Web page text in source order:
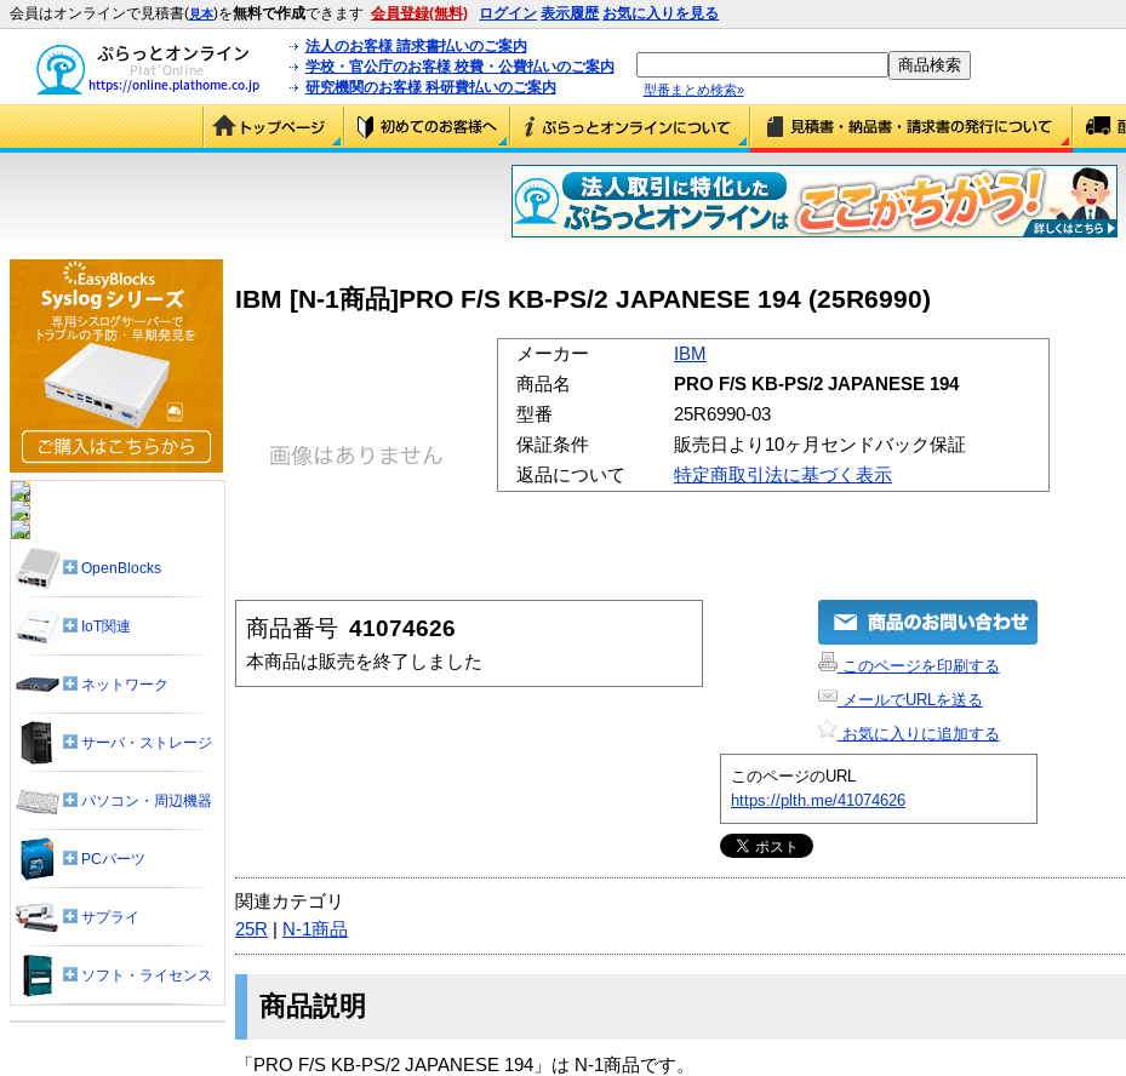
会員はオンラインで見積書(見本)を無料で作成できます 会員登録(無料) ログイン 表示履歴 お気に入りを見る
法人のお客様 請求書払いのご案内
学校・官公庁のお客様 校費・公費払いのご案内
研究機関のお客様 科研費払いのご案内
型番まとめ検索»
IBM [N-1商品]PRO F/S KB-PS/2 JAPANESE 194 (25R6990)
メーカー
IBM
商品名
PRO F/S KB-PS/2 JAPANESE 194
型番
25R6990-03
保証条件
販売日より10ヶ月センドバック保証
返品について
特定商取引法に基づく表示
商品番号 41074626
本商品は販売を終了しました
このページを印刷する
メールでURLを送る
お気に入りに追加する
このページのURL
https://plth.me/41074626
関連カテゴリ
25R
N-1商品
商品説明
「PRO F/S KB-PS/2 JAPANESE 194」は N-1商品です。
OpenBlocks
IoT関連
ネットワーク
サーバ・ストレージ
パソコン・周辺機器
PCパーツ
サプライ
ソフト・ライセンス